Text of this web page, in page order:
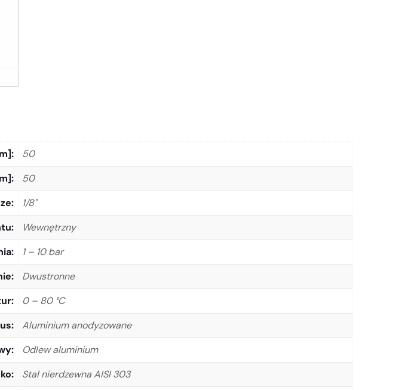
50
50
1/8"
Wewnętrzny
1 – 10 bar
Dwustronne
0 – 80 °C
Aluminium anodyzowane
Odlew aluminium
Stal nierdzewna AISI 303